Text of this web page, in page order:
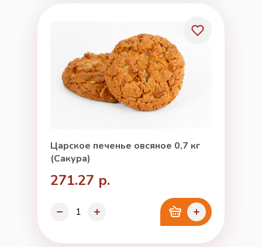
Царское печенье овсяное 0,7 кг
(Сакура)
271.27 р.